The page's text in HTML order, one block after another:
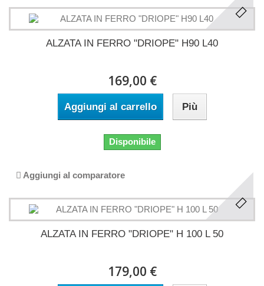
ALZATA IN FERRO "DRIOPE" H90 L40
169,00 €
Aggiungi al carrello Più
Disponibile
Aggiungi al comparatore
ALZATA IN FERRO "DRIOPE" H 100 L 50
179,00 €